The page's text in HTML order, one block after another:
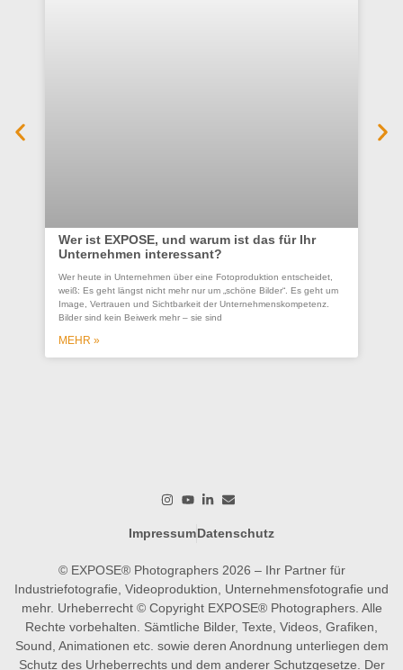
Wer ist EXPOSE, und warum ist das für Ihr
Unternehmen interessant?
Wer heute in Unternehmen über eine Fotoproduktion entscheidet,
weiß: Es geht längst nicht mehr nur um „schöne Bilder“. Es geht um
Image, Vertrauen und Sichtbarkeit der Unternehmenskompetenz.
Bilder sind kein Beiwerk mehr – sie sind
MEHR »
ImpressumDatenschutz
© EXPOSE® Photographers 2026 – Ihr Partner für
Industriefotografie, Videoproduktion, Unternehmensfotografie und
mehr. Urheberrecht © Copyright EXPOSE® Photographers. Alle
Rechte vorbehalten. Sämtliche Bilder, Texte, Videos, Grafiken,
Sound, Animationen etc. sowie deren Anordnung unterliegen dem
Schutz des Urheberrechts und dem anderer Schutzgesetze. Der